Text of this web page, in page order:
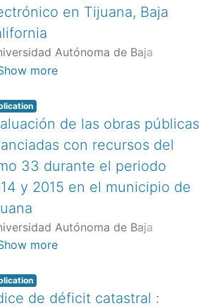
en Tijuana, Baja
Autónoma de Baja
Facultad de Economía y
García, Ana Belén
Alma Beatriz
more
de las obras públicas
con recursos del
33 durante el periodo
y 2015 en el municipio de
Autónoma de Baja
Facultad de Economía y
Janeth Araceli
del Carmen
more
de déficit catastral :